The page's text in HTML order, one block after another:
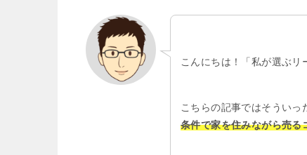
こんにちは！「私が選ぶリ
こちらの記事ではそういっ
条件で家を住みながら売る